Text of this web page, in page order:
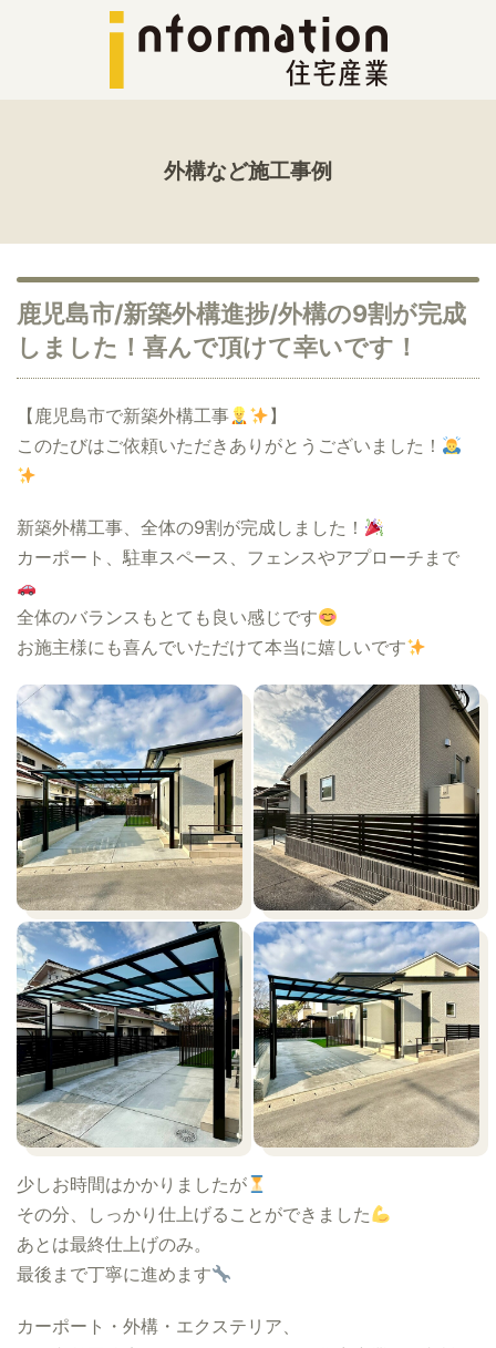
外構など施工事例
鹿児島市/新築外構進捗/外構の9割が完成
しました！喜んで頂けて幸いです！
【鹿児島市で新築外構工事
】
このたびはご依頼いただきありがとうございました！
新築外構工事、全体の9割が完成しました！
カーポート、駐車スペース、フェンスやアプローチまで
全体のバランスもとても良い感じです
お施主様にも喜んでいただけて本当に嬉しいです
少しお時間はかかりましたが
その分、しっかり仕上げることができました
あとは最終仕上げのみ。
最後まで丁寧に進めます
カーポート・外構・エクステリア、